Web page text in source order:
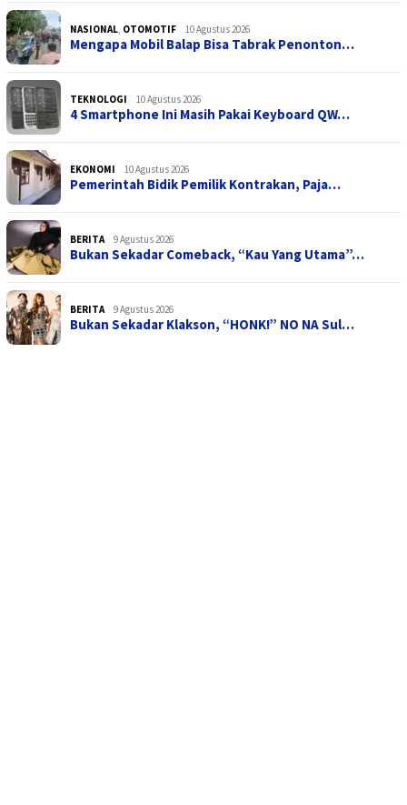
NASIONAL, OTOMOTIF 10 Agustus 2026
Mengapa Mobil Balap Bisa Tabrak Penonton…
TEKNOLOGI 10 Agustus 2026
4 Smartphone Ini Masih Pakai Keyboard QW…
EKONOMI 10 Agustus 2026
Pemerintah Bidik Pemilik Kontrakan, Paja…
BERITA 9 Agustus 2026
Bukan Sekadar Comeback, “Kau Yang Utama”…
BERITA 9 Agustus 2026
Bukan Sekadar Klakson, “HONK!” NO NA Sul…